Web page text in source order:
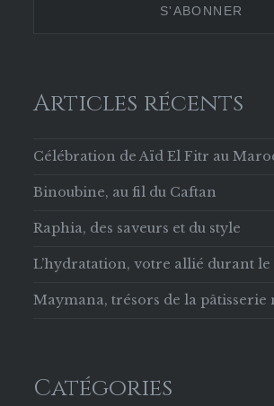
Articles récents
Célébration de Aïd El Fitr au
Binoubine, au fil du Caftan
Raphia, des saveurs et du style
L’hydratation, votre allié durant le
Maymana, trésors de la pâtisserie
Catégories